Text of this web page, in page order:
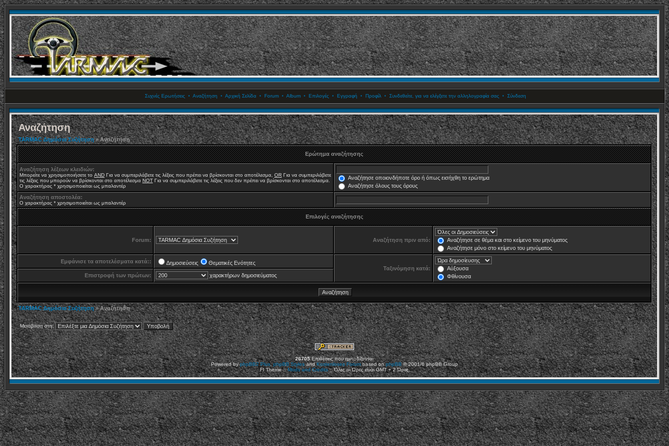
Συχνές Ερωτήσεις • Αναζήτηση • Αρχική Σελίδα• Forum• Album• Επιλογές • Εγγραφή • Προφίλ• Συνδεθείτε, για να ελέγξετε την αλληλογραφία σας • Σύνδεση
Αναζήτηση
TARMAC Δημόσια Συζήτηση» Αναζήτηση
Ερώτημα αναζήτησης
Αναζήτηση λέξεων κλειδιών:
Μπορείτε να χρησιμοποιήσετε το AND Για να συμπεριλάβετε τις λέξεις που πρέπει να βρίσκονται στο αποτέλεσμα, OR Για να συμπεριλάβετε
τις λέξεις που μπορούν να βρίσκονται στο αποτέλεσμα NOT Για να συμπεριλάβετε τις λέξεις που δεν πρέπει να βρίσκονται στο αποτέλεσμα.
Ο χαρακτήρας * χρησιμοποιείται ως μπαλαντέρ
Αναζήτησε οποιονδήποτε όρο ή όπως εισήχθη το ερώτημα
Αναζήτησε όλους τους όρους
Αναζήτηση αποστολέα:
Ο χαρακτήρας * χρησιμοποιείται ως μπαλαντέρ
Επιλογές αναζήτησης
Forum: Αναζήτηση πριν από:
Αναζήτησε σε θέμα και στο κείμενο του μηνύματος
Αναζήτησε μόνο στο κείμενο του μηνύματος
Εμφάνισε τα αποτελέσματα κατά:: Δημοσιεύσεις
Θεματικές Ενότητες
Ταξινόμηση κατά:
Αύξουσα
Φθίνουσα
Επιστροφή των πρώτων: χαρακτήρων δημοσιεύματος
TARMAC Δημόσια Συζήτηση» Αναζήτηση
Μετάβαση στη:
26705Επιθέσεις που εμποδίζονται
Powered byphpBB2 Plus,phpBB StylesandKostenloses Forumbased onphpBB© 2001/6 phpBB Group
FI Theme ::Mods and Credits:: Όλες οι Ώρες είναι GMT + 2 Ώρες